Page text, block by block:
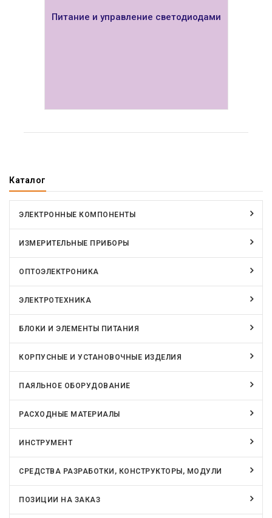
Питание и управление светодиодами
Каталог
ЭЛЕКТРОННЫЕ КОМПОНЕНТЫ
ИЗМЕРИТЕЛЬНЫЕ ПРИБОРЫ
ОПТОЭЛЕКТРОНИКА
ЭЛЕКТРОТЕХНИКА
БЛОКИ И ЭЛЕМЕНТЫ ПИТАНИЯ
КОРПУСНЫЕ И УСТАНОВОЧНЫЕ ИЗДЕЛИЯ
ПАЯЛЬНОЕ ОБОРУДОВАНИЕ
РАСХОДНЫЕ МАТЕРИАЛЫ
ИНСТРУМЕНТ
СРЕДСТВА РАЗРАБОТКИ, КОНСТРУКТОРЫ, МОДУЛИ
ПОЗИЦИИ НА ЗАКАЗ